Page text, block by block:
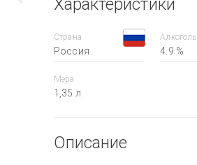
Характеристики
Страна
Россия
Алкоголь
4.9 %
Мера
1,35 л
Описание